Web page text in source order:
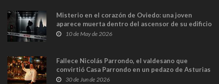
Misterio en el corazón de Oviedo: una joven
aparece muerta dentro del ascensor de su edificio
y las cámaras captan sus últimos minutos
10 de May de 2026
Fallece Nicolás Parrondo, el valdesano que
convirtió Casa Parrondo en un pedazo de Asturias
en Madrid
30 de Jun de 2026